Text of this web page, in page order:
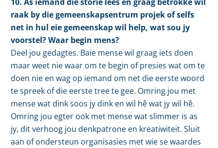
raak by die gemeenskapsentrum projek of selfs
net in hul eie gemeenskap wil help, wat sou jy
voorstel? Waar begin mens?
Deel jou gedagtes. Baie mense wil graag iets doen
maar weet nie waar om te begin of presies wat om te
doen nie en wag op iemand om net die eerste woord
te spreek of die eerste tree te gee. Omring jou met
mense wat dink soos jy dink en wil hê wat jy wil hê.
Omring jou egter ook met mense wat slimmer is as
jy, dit verhoog jou denkpatrone en kreatiwiteit. Sluit
aan of ondersteun organisasies met wie se waardes